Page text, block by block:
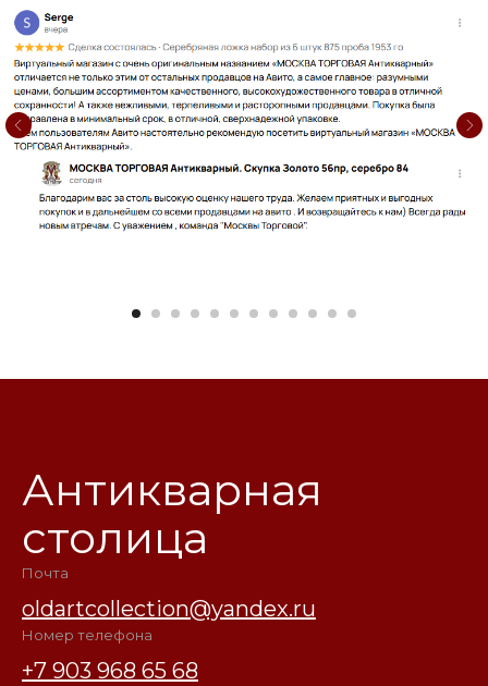
Антикварная
столица
Почта
oldartcollection@yandex.ru
Номер телефона
+7 903 968 65 68